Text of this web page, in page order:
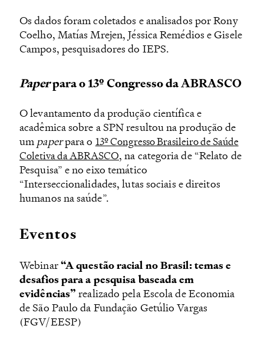
Os dados foram coletados e analisados por Rony
Coelho, Matías Mrejen, Jéssica Remédios e Gisele
Campos, pesquisadores do IEPS.
Paperpara o 13º Congresso da ABRASCO
O levantamento da produção científica e
acadêmica sobre a SPN resultou na produção de
um paperpara o 13º Congresso Brasileiro de Saúde
Coletiva da ABRASCO, na categoria de “Relato de
Pesquisa” e no eixo temático
“Interseccionalidades, lutas sociais e direitos
humanos na saúde”.
Eventos
Webinar“A questão racial no Brasil: temas e
desafios para a pesquisa baseada em
evidências” realizado pela Escola de Economia
de São Paulo da Fundação Getúlio Vargas
(FGV/EESP)